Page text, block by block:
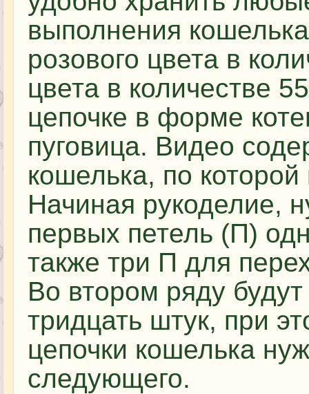
выполнения
розового цвета в
цвета в количестве
цепочке в форме
пуговица. Видео
кошелька, по
Начиная рукоделие,
первых петель (П)
также три П для
Во втором ряду
тридцать штук, при
цепочки кошелька
следующего.